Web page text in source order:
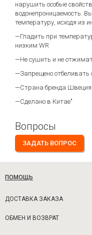
нарушить особые
водонепроницаемость.
температуру, исходя из
—Гладить при
низким WR
—Не сушить и не
—Запрещено отбеливать
—Страна бренда Швеция
—Сделано в Китае"
Вопросы
ЗАДАТЬ ВОПРОС
ПОМОЩЬ
ДОСТАВКА ЗАКАЗА
ОБМЕН И ВОЗВРАТ